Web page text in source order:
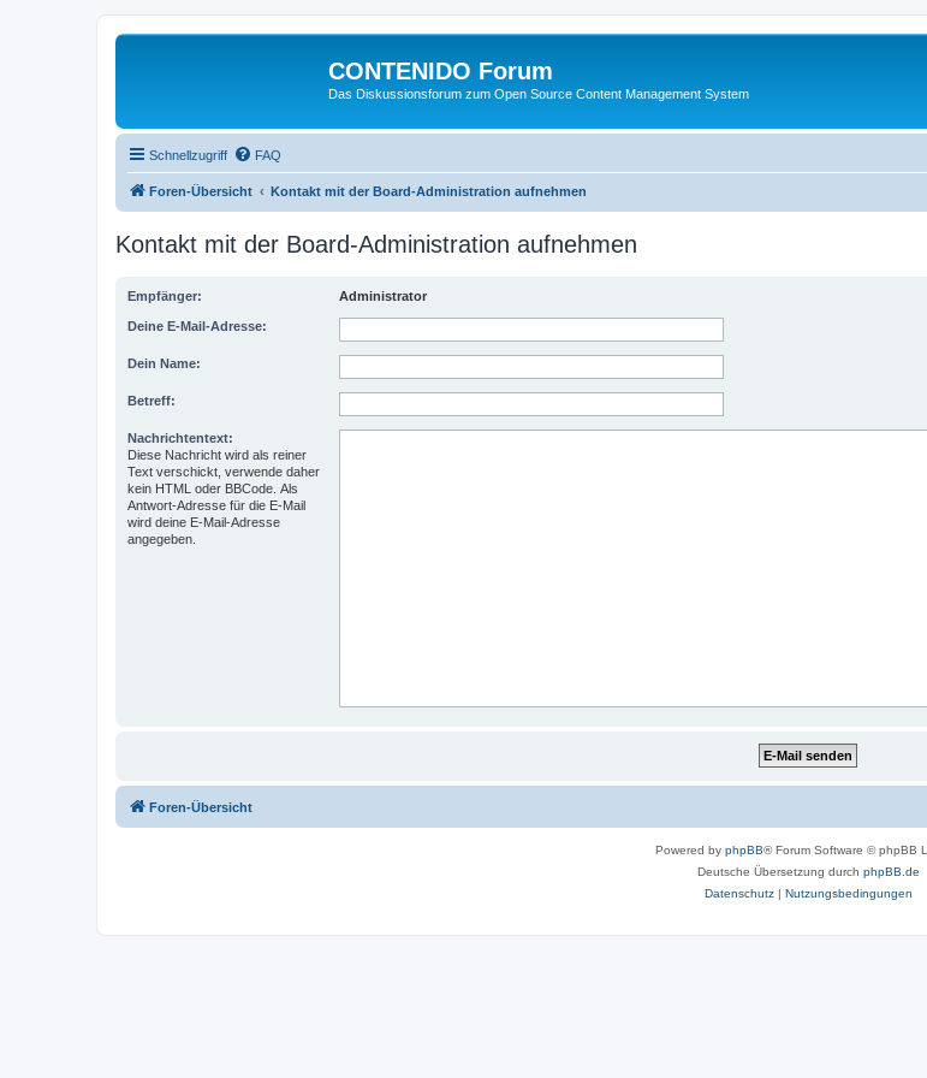
CONTENIDO Forum
Das Diskussionsforum zum Open Source Content Management System
Schnellzugriff FAQ
Foren-Übersicht Kontakt mit der Board-Administration aufnehmen
Kontakt mit der Board-Administration aufnehmen
Empfänger: Administrator
Deine E-Mail-Adresse:
Dein Name:
Betreff:
Nachrichtentext:
Diese Nachricht wird als reiner
Text verschickt, verwende daher
kein HTML oder BBCode. Als
Antwort-Adresse für die E-Mail
wird deine E-Mail-Adresse
angegeben.
Foren-Übersicht
Powered by phpBB® Forum Software © phpBB
Deutsche Übersetzung durch phpBB.de
Datenschutz| Nutzungsbedingungen